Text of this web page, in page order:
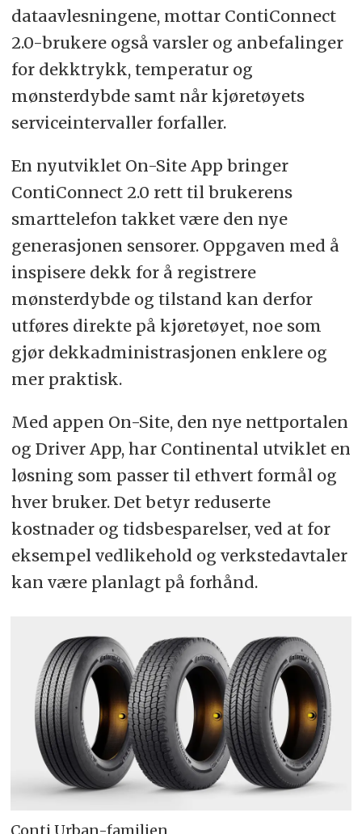
dataavlesningene, mottar ContiConnect
2.0-brukere også varsler og anbefalinger
for dekktrykk, temperatur og
mønsterdybde samt når kjøretøyets
serviceintervaller forfaller.
En nyutviklet On-Site App bringer
ContiConnect 2.0 rett til brukerens
smarttelefon takket være den nye
generasjonen sensorer. Oppgaven med å
inspisere dekk for å registrere
mønsterdybde og tilstand kan derfor
utføres direkte på kjøretøyet, noe som
gjør dekkadministrasjonen enklere og
mer praktisk.
Med appen On-Site, den nye nettportalen
og Driver App, har Continental utviklet en
løsning som passer til ethvert formål og
hver bruker. Det betyr reduserte
kostnader og tidsbesparelser, ved at for
eksempel vedlikehold og verkstedavtaler
kan være planlagt på forhånd.